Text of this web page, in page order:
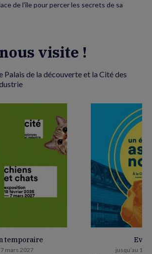
de l’île pour percer les secrets de sa
visite !
Palais de la découverte et la Cité des
temporaire
7 mars 2027 jusqu’au 13